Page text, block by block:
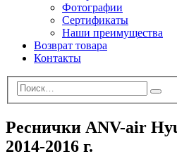
Фотографии
Сертификаты
Наши преимущества
Возврат товара
Контакты
Реснички ANV-air
2014-2016 г.